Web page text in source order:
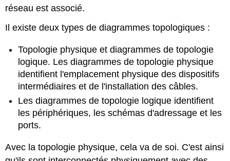
réseau est associé.
Il existe deux types de diagrammes topologiques :
Topologie physique et diagrammes de topologie
logique. Les diagrammes de topologie physique
identifient l'emplacement physique des dispositifs
intermédiaires et de l'installation des câbles.
Les diagrammes de topologie logique identifient
les périphériques, les schémas d'adressage et les
ports.
Avec la topologie physique, cela va de soi. C'est ainsi